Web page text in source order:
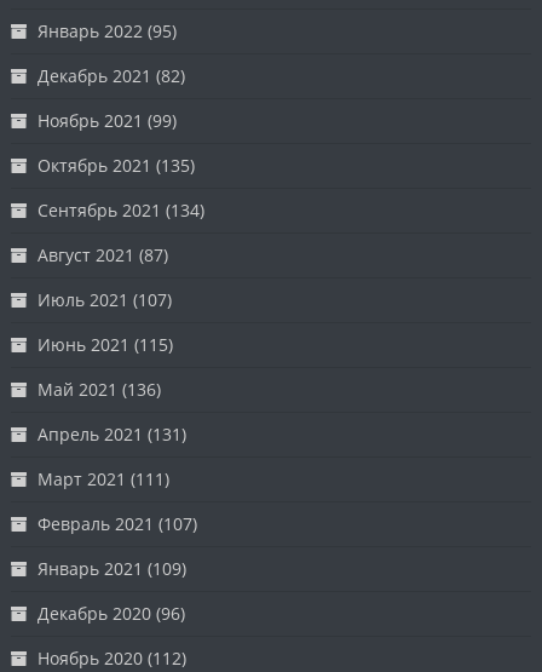
Январь 2022 (95)
Декабрь 2021 (82)
Ноябрь 2021 (99)
Октябрь 2021 (135)
Сентябрь 2021 (134)
Август 2021 (87)
Июль 2021 (107)
Июнь 2021 (115)
Май 2021 (136)
Апрель 2021 (131)
Март 2021 (111)
Февраль 2021 (107)
Январь 2021 (109)
Декабрь 2020 (96)
Ноябрь 2020 (112)